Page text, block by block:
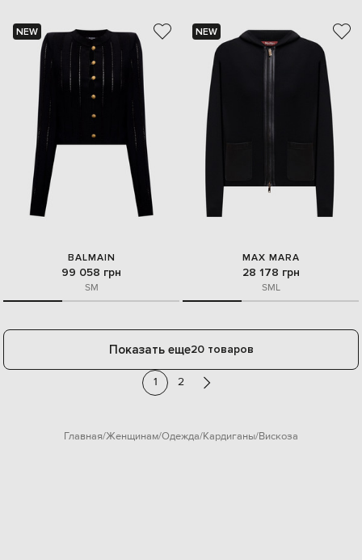
NEW
BALMAIN
99 058 грн
SM
NEW
MAX MARA
28 178 грн
SML
Показать еще20 товаров
1 2
Главная Женщинам Одежда Кардиганы Вискоза